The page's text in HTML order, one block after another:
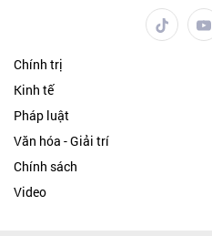
Chính trị
Kinh tế
Pháp luật
Văn hóa - Giải trí
Chính sách
Video